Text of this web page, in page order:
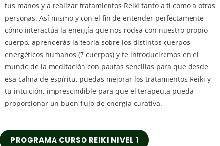
tus manos y a realizar tratamientos Reiki tanto a ti como a otras
personas. Así mismo y con el fin de entender perfectamente
cómo interactúa la energía que nos rodea con nuestro propio
cuerpo, aprenderás la teoría sobre los distintos cuerpos
energéticos humanos (7 cuerpos) y te introduciremos en el
mundo de la meditación con pautas sencillas para que desde
esa calma de espíritu, puedas mejorar los tratamientos Reiki y
tu intuición, imprescindible para que el terapeuta pueda
proporcionar un buen flujo de energía curativa.
PROGRAMA CURSO REIKI NIVEL 1